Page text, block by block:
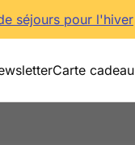
séjours pour l'hiver
Carte cadeau